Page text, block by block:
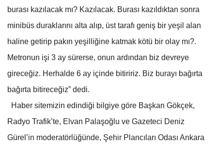
burası kazılacak mı? Kazılacak. Burası kazıldıktan sonra
minibüs duraklarını alta alıp, üst tarafı geniş bir yeşil alan
haline getirip pakın yeşilliğine katmak kötü bir olay mı?.
Metronun işi 3 ay sürerse, onun ardından biz devreye
gireceğiz. Herhalde 6 ay içinde bitiririz. Biz burayı bağırta
bağırta bitireceğiz” dedi.
Haber sitemizin edindiği bilgiye göre Başkan Gökçek,
Radyo Trafik’te, Elvan Palaşoğlu ve Gazeteci Deniz
Gürel’in moderatörlüğünde, Şehir Plancıları Odası Ankara